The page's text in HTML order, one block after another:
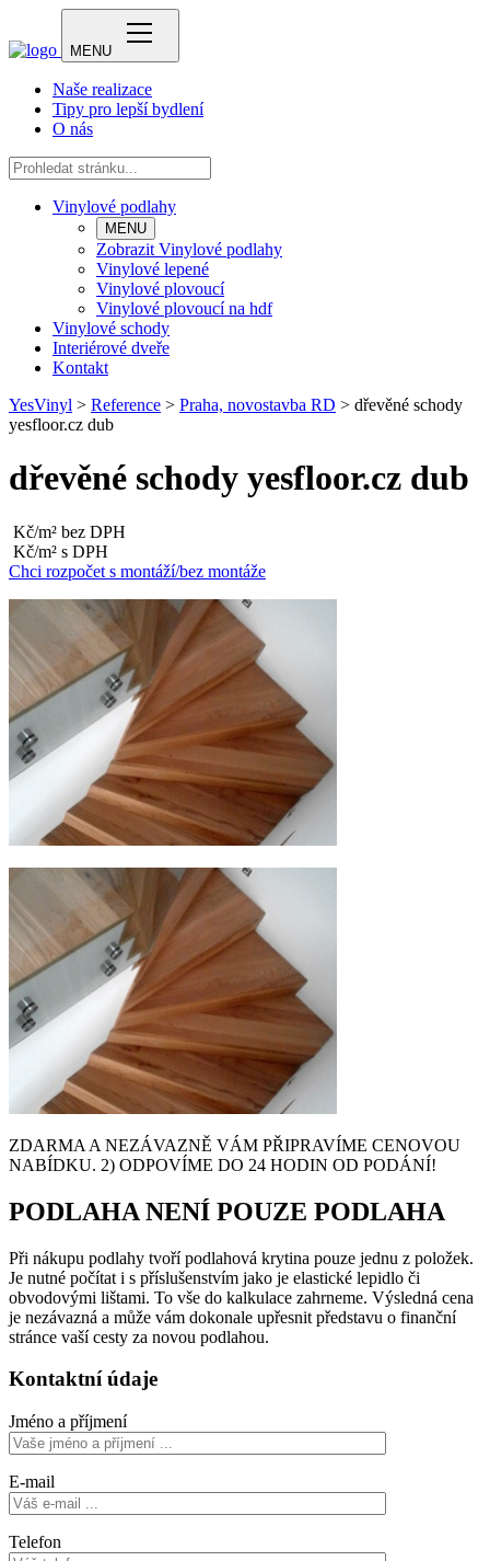
MENU
Naše realizace
Tipy pro lepší bydlení
O nás
Vinylové podlahy
MENU
Zobrazit Vinylové podlahy
Vinylové lepené
Vinylové plovoucí
Vinylové plovoucí na hdf
Vinylové schody
Interiérové dveře
Kontakt
YesVinyl > Reference > Praha, novostavba RD > dřevěné schody
yesfloor.cz dub
dřevěné schody yesfloor.cz dub
Kč/m² bez DPH
Kč/m² s DPH
Chci rozpočet s montáží/bez montáže
ZDARMA A NEZÁVAZNĚ VÁM PŘIPRAVÍME CENOVOU
NABÍDKU. 2) ODPOVÍME DO 24 HODIN OD PODÁNÍ!
PODLAHA NENÍ POUZE PODLAHA
Při nákupu podlahy tvoří podlahová krytina pouze jednu z položek.
Je nutné počítat i s příslušenstvím jako je elastické lepidlo či
obvodovými lištami. To vše do kalkulace zahrneme. Výsledná cena
je nezávazná a může vám dokonale upřesnit představu o finanční
stránce vaší cesty za novou podlahou.
Kontaktní údaje
Jméno a příjmení
E-mail
Telefon